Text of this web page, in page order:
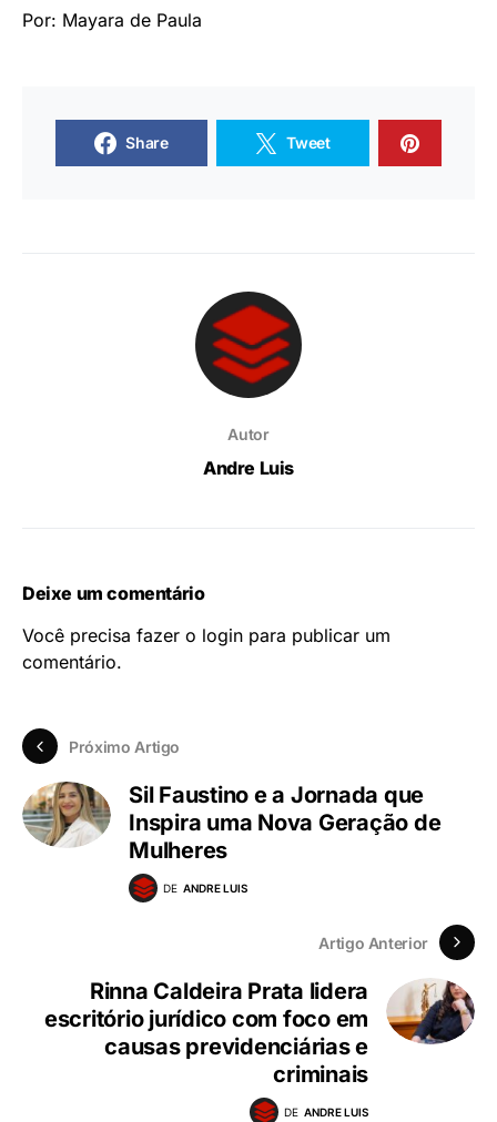
Por: Mayara de Paula
Share Tweet
Autor
Andre Luis
Deixe um comentário
Você precisa fazer o login para publicar um
comentário.
Próximo Artigo
Sil Faustino e a Jornada que
Inspira uma Nova Geração de
Mulheres
DE ANDRE LUIS
Artigo Anterior
Rinna Caldeira Prata lidera
escritório jurídico com foco em
causas previdenciárias e
criminais
DE ANDRE LUIS